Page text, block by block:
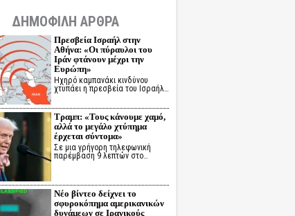
ΔΗΜΟΦΙΛΗ ΑΡΘΡΑ
Πρεσβεία Ισραήλ στην
Αθήνα: «Οι πύραυλοι του
Ιράν φτάνουν μέχρι την
Ευρώπη»
Ηχηρό καμπανάκι κινδύνου
χτυπάει η πρεσβεία του Ισραήλ…
Τραμπ: «Τους κάνουμε χαμό,
αλλά το μεγάλο χτύπημα
έρχεται σύντομα»
Σε μια γρήγορη τηλεφωνική
παρέμβαση 9 λεπτών στο…
Νέο βίντεο δείχνει το
σφυροκόπημα αμερικανικών
δυνάμεων σε Ιρανικούς